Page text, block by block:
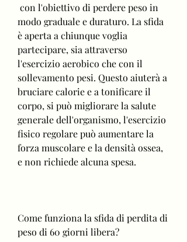
modo graduale e duraturo. La sfida
è aperta a chiunque voglia
partecipare, sia attraverso
l'esercizio aerobico che con il
sollevamento pesi. Questo aiuterà a
bruciare calorie e a tonificare il
corpo, si può migliorare la salute
generale dell'organismo, l'esercizio
fisico regolare può aumentare la
forza muscolare e la densità ossea,
e non richiede alcuna spesa.
Come funziona la sfida di perdita di
peso di 60 giorni libera?